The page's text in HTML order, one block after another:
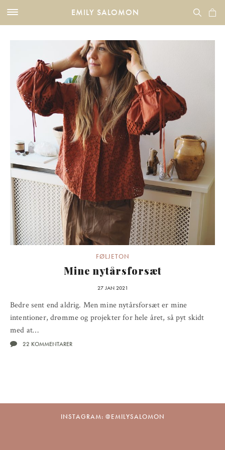
EMILY SALOMON
FØLJETON
Mine nytårsforsæt
27 JAN 2021
Bedre sent end aldrig. Men mine nytårsforsæt er mine
intentioner, drømme og projekter for hele året, så pyt skidt
med at…
22 KOMMENTARER
INSTAGRAM: @EMILYSALOMON